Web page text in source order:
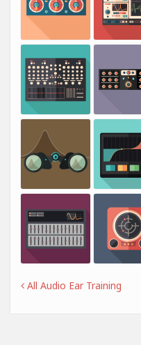
All Audio Ear Training